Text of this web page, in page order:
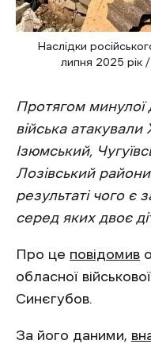
Наслідки
липня 2025 рік
Протягом минулої
війська атакували
Ізюмський,
Лозівський райони
результаті чого є
серед яких двоє
Про це повідомив
обласної
Синєгубов.
За його даними,